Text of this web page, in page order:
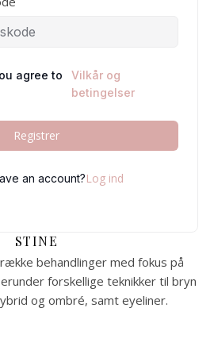
agree to
Vilkår og
betingelser
Registrer
an account?Log ind
STINE
behandlinger med fokus på
forskellige teknikker til bryn
og ombré, samt eyeliner.